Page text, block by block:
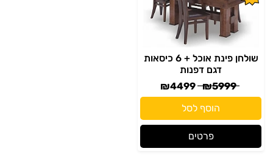
דגם דפנות
₪5999
4499
הוסף לסל
פרטים